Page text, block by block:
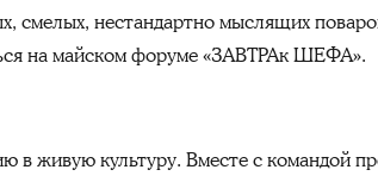
смелых, нестандартно мыслящих
на майском форуме «ЗАВТРАк ШЕФА».
живую культуру. Вместе с командой